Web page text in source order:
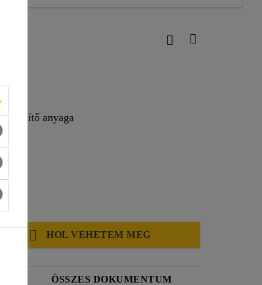
anyaga
HOL VEHETEM MEG
ÖSSZES DOKUMENTUM